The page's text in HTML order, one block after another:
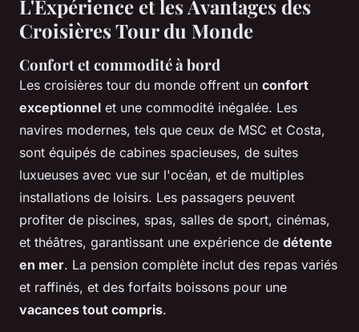
L'Expérience et les Avantages des
Croisières Tour du Monde
Confort et commodité à bord
Les croisières tour du monde offrent un confort
exceptionnel et une commodité inégalée. Les
navires modernes, tels que ceux de MSC et Costa,
sont équipés de cabines spacieuses, de suites
luxueuses avec vue sur l'océan, et de multiples
installations de loisirs. Les passagers peuvent
profiter de piscines, spas, salles de sport, cinémas,
et théâtres, garantissant une expérience de détente
en mer. La pension complète inclut des repas variés
et raffinés, et des forfaits boissons pour une
vacances tout compris.